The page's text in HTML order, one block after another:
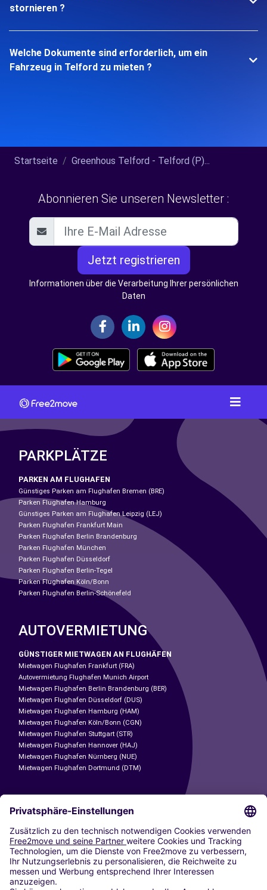
stornieren ?
Welche Dokumente sind erforderlich, um ein
Fahrzeug in Telford zu mieten ?
Startseite Greenhous Telford - Telford (P)...
Abonnieren Sie unseren Newsletter :
Jetzt registrieren
Informationen über die Verarbeitung Ihrer persönlichen
Daten
PARKPLÄTZE
PARKEN AM FLUGHAFEN
Günstiges Parken am Flughafen Bremen (BRE)
Parken Flughafen Hamburg
Günstiges Parken am Flughafen Leipzig (LEJ)
Parken Flughafen Frankfurt Main
Parken Flughafen Berlin Brandenburg
Parken Flughafen München
Parken Flughafen Düsseldorf
Parken Flughafen Berlin-Tegel
Parken Flughafen Köln/Bonn
Parken Flughafen Berlin-Schönefeld
AUTOVERMIETUNG
GÜNSTIGER MIETWAGEN AN FLUGHÄFEN
Mietwagen Flughafen Frankfurt (FRA)
Autovermietung Flughafen Munich Airport
Mietwagen Flughafen Berlin Brandenburg (BER)
Mietwagen Flughafen Düsseldorf (DUS)
Mietwagen Flughafen Hamburg (HAM)
Mietwagen Flughafen Köln/Bonn (CGN)
Mietwagen Flughafen Stuttgart (STR)
Mietwagen Flughafen Hannover (HAJ)
Mietwagen Flughafen Nürnberg (NUE)
Mietwagen Flughafen Dortmund (DTM)
CARSHARING
UNSERE STÄDTE
Paris
Madrid
Washington DC
Mailand
Rom